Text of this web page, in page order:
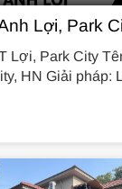
Lợi, Park
Lợi, Park City
HN Giải pháp: